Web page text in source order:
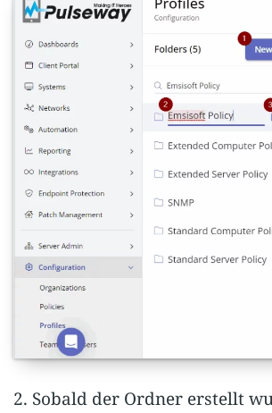
2. Sobald der Ordner erstellt